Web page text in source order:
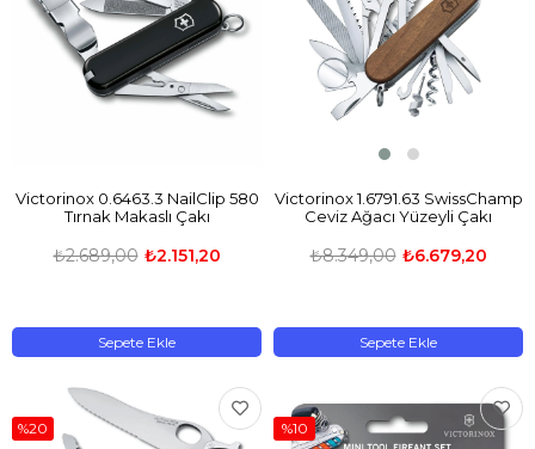
Victorinox 0.6463.3 NailClip 580
Tırnak Makaslı Çakı
₺2.151,20
₺2.689,00
Sepete Ekle
Victorinox 1.6791.63 SwissChamp
Ceviz Ağacı Yüzeyli Çakı
₺6.679,20
₺8.349,00
Sepete Ekle
%20 %10